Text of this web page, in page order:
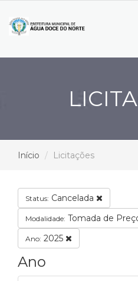
Início Licitações
Status: Cancelada
Modalidade: Tomada de
Ano: 2025
Ano